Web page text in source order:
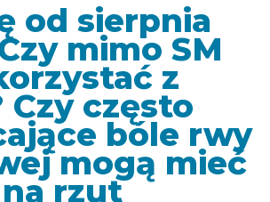
od sierpnia
mimo SM
z
Czy często
bóle rwy
mogą mieć
rzut